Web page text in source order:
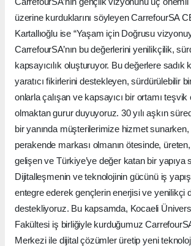
üzerine kurduklarını söyleyen CarrefourSA
Kartallıoğlu ise “Yaşam için Doğrusu
CarrefourSA’nın bu değerlerini yenilikçilik,
kapsayıcılık oluşturuyor. Bu değerlere sadık
yaratıcı fikirlerini destekleyen, sürdürülebilir
onlarla çalışan ve kapsayıcı bir ortamı
olmaktan gurur duyuyoruz. 30 yılı aşkın
bir yanında müşterilerimize hizmet
perakende markası olmanın ötesinde,
gelişen ve Türkiye’ye değer katan bir yapıya
Dijitalleşmenin ve teknolojinin gücünü iş
entegre ederek gençlerin enerjisi ve yenilikçi
destekliyoruz. Bu kapsamda, Kocaeli
Fakültesi iş birliğiyle kurduğumuz
Merkezi ile dijital çözümler üretip yeni